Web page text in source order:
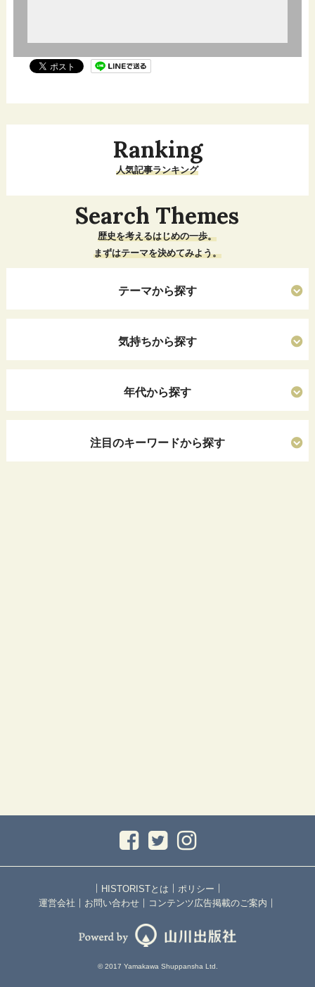
Ranking
人気記事ランキング
Search Themes
歴史を考えるはじめの一歩。
まずはテーマを決めてみよう。
テーマから探す
気持ちから探す
年代から探す
注目のキーワードから探す
｜ HISTORISTとは ｜ ポリシー ｜
運営会社 ｜ お問い合わせ ｜ コンテンツ広告掲載のご案内 ｜
© 2017 Yamakawa Shuppansha Ltd.